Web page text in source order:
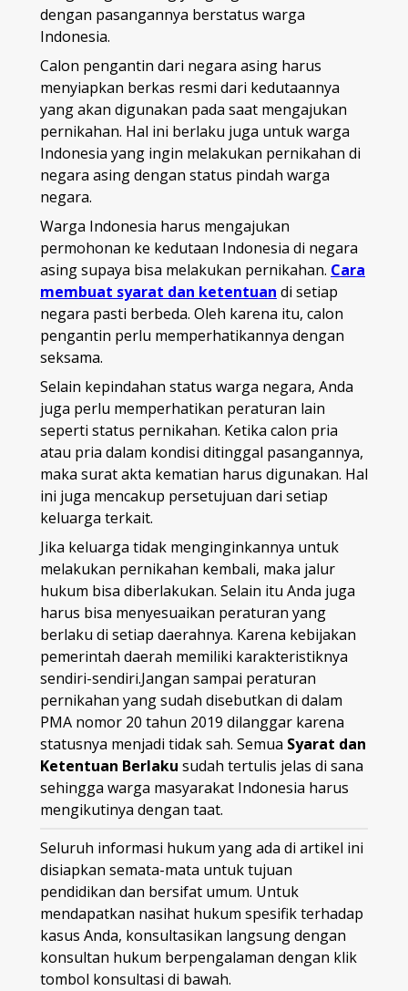
dengan pasangannya berstatus warga
Indonesia.
Calon pengantin dari negara asing harus
menyiapkan berkas resmi dari kedutaannya
yang akan digunakan pada saat mengajukan
pernikahan. Hal ini berlaku juga untuk warga
Indonesia yang ingin melakukan pernikahan di
negara asing dengan status pindah warga
negara.
Warga Indonesia harus mengajukan
permohonan ke kedutaan Indonesia di negara
asing supaya bisa melakukan pernikahan. Cara
membuat syarat dan ketentuan di setiap
negara pasti berbeda. Oleh karena itu, calon
pengantin perlu memperhatikannya dengan
seksama.
Selain kepindahan status warga negara, Anda
juga perlu memperhatikan peraturan lain
seperti status pernikahan. Ketika calon pria
atau pria dalam kondisi ditinggal pasangannya,
maka surat akta kematian harus digunakan. Hal
ini juga mencakup persetujuan dari setiap
keluarga terkait.
Jika keluarga tidak menginginkannya untuk
melakukan pernikahan kembali, maka jalur
hukum bisa diberlakukan. Selain itu Anda juga
harus bisa menyesuaikan peraturan yang
berlaku di setiap daerahnya. Karena kebijakan
pemerintah daerah memiliki karakteristiknya
sendiri-sendiri.Jangan sampai peraturan
pernikahan yang sudah disebutkan di dalam
PMA nomor 20 tahun 2019 dilanggar karena
statusnya menjadi tidak sah. Semua Syarat dan
Ketentuan Berlaku sudah tertulis jelas di sana
sehingga warga masyarakat Indonesia harus
mengikutinya dengan taat.
Seluruh informasi hukum yang ada di artikel ini
disiapkan semata-mata untuk tujuan
pendidikan dan bersifat umum. Untuk
mendapatkan nasihat hukum spesifik terhadap
kasus Anda, konsultasikan langsung dengan
konsultan hukum berpengalaman dengan klik
tombol konsultasi di bawah.